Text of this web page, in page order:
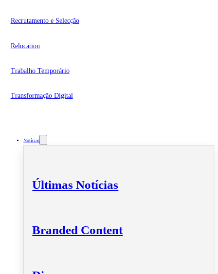
Recrutamento e Selecção
Relocation
Trabalho Temporário
Transformação Digital
Notícias
Últimas Notícias
Branded Content